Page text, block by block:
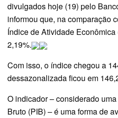
divulgados hoje (19) pelo
informou que, na comparação
Índice de Atividade
2,19%.
Com isso, o índice chegou a
dessazonalizada ficou em
O indicador – considerado
Bruto (PIB) – é uma forma de